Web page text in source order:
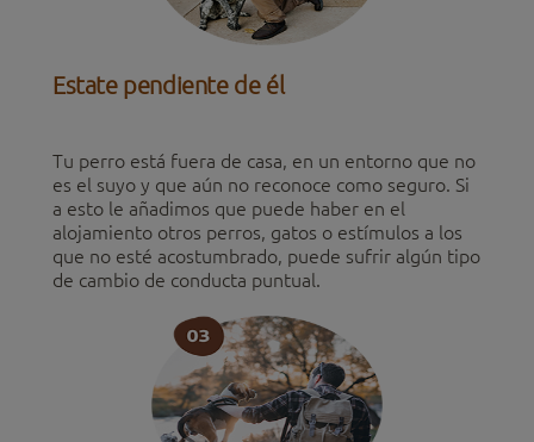
Estate pendiente de él
Tu perro está fuera de casa, en un entorno que no
es el suyo y que aún no reconoce como seguro. Si
a esto le añadimos que puede haber en el
alojamiento otros perros, gatos o estímulos a los
que no esté acostumbrado, puede sufrir algún tipo
de cambio de conducta puntual.